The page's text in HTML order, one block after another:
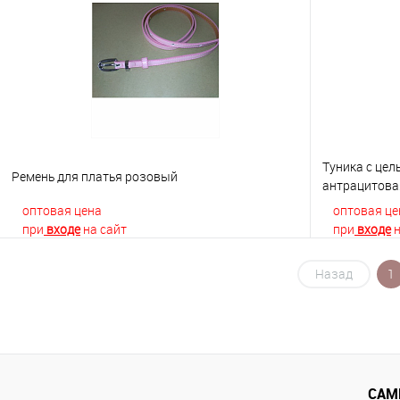
К сравнению
В наличии
Ремень для платья розовый
оптовая цена
при входена сайт
В избранное
В наличии
Туника с
оптовая
при входе
В
Назад 1